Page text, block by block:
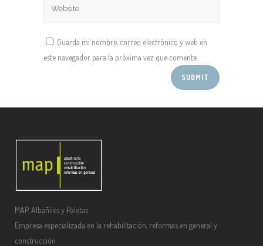
Guarda mi nombre, correo electrónico y web en
este navegador para la próxima vez que comente.
MAP, Albañiles y Paletas
Empresa especializada en la rehabilitación, reformas en general y
construcción.